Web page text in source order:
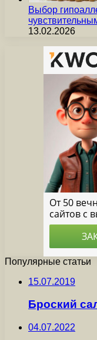
Выбор
13.02.2026
Популярные статьи
15.07.2019
Броский
04.07.2022